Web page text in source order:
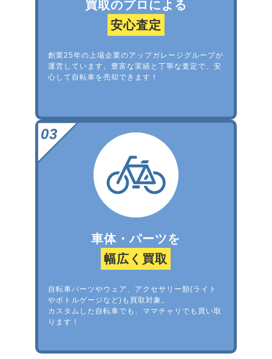
買取のプロによる
安心査定
創業25年の上場企業のアップガレージグループが
運営しています。豊富な実績と丁寧な査定で、安
心して自転車を売却できます！
車体・パーツを
幅広く買取
自転車パーツやウェア、アクセサリー類(ライト
やボトルゲージなど)も買取対象。
カスタムした自転車でも、ママチャリでも買い取
ります！